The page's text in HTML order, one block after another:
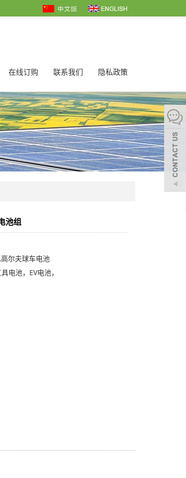
在线订购 联系我们 隐私政策
池组
尔夫球车电池
电池，EV电池，